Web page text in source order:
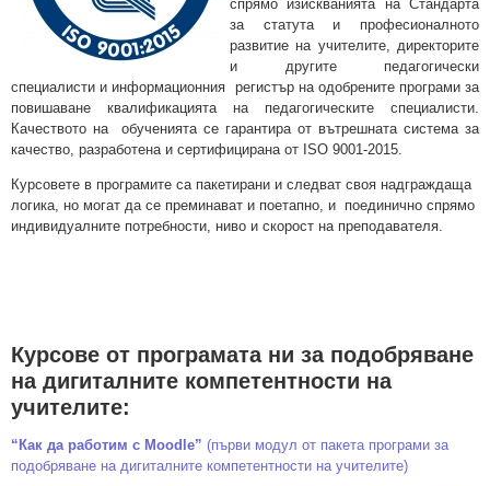
спрямо изискванията на Стандарта
за статута и професионалното
развитие на учителите, директорите
и другите педагогически
специалисти и информационния регистър на одобрените програми за
повишаване квалификацията на педагогическите специалисти.
Качеството на обученията се гарантира от вътрешната система за
качество, разработена и сертифицирана от ISO 9001-2015.
Курсовете в програмите са пакетирани и следват своя надграждаща
логика, но могат да се преминават и поетапно, и поединично спрямо
индивидуалните потребности, ниво и скорост на преподавателя.
Курсове от програмата ни за подобряване
на дигиталните компетентности на
учителите:
“Как да работим с Moodle” (първи модул от пакета програми за
подoбряване на дигиталните компетентности на учителите)